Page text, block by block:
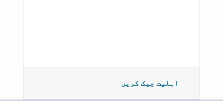
اہلیت چیک کریں